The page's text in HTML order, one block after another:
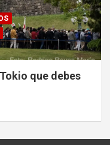
que debes